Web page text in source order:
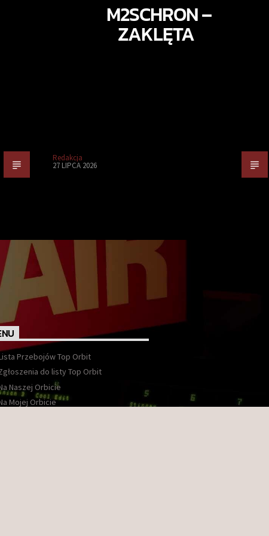
M2SCHRON –
ZAKLĘTA
Redakcja
27 LIPCA 2026
Przebojów Top Orbit
do listy Top Orbit
Naszej Orbicie
Mojej Orbicie